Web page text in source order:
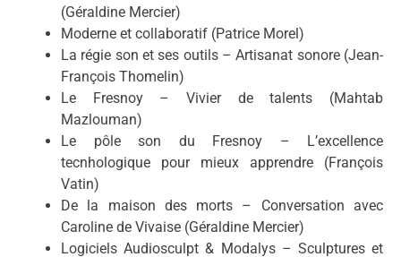
(Géraldine Mercier)
Moderne et collaboratif (Patrice Morel)
La régie son et ses outils – Artisanat sonore (Jean-
François Thomelin)
Le Fresnoy – Vivier de talents (Mahtab
Mazlouman)
Le pôle son du Fresnoy – L’excellence
tecnhologique pour mieux apprendre (François
Vatin)
De la maison des morts – Conversation avec
Caroline de Vivaise (Géraldine Mercier)
Logiciels Audiosculpt & Modalys – Sculptures et